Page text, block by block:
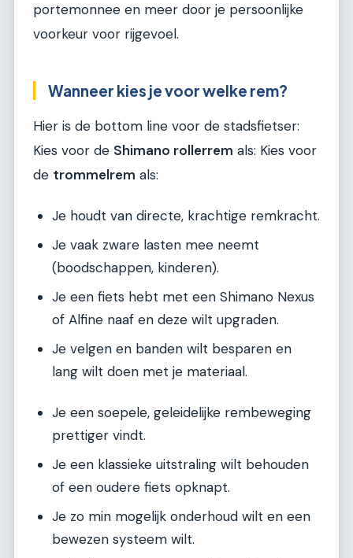
portemonnee en meer door je persoonlijke
voorkeur voor rijgevoel.
Wanneer kies je voor welke rem?
Hier is de bottom line voor de stadsfietser:
Kies voor de Shimano rollerrem als: Kies voor
de trommelrem als:
Je houdt van directe, krachtige remkracht.
Je vaak zware lasten mee neemt
(boodschappen, kinderen).
Je een fiets hebt met een Shimano Nexus
of Alfine naaf en deze wilt upgraden.
Je velgen en banden wilt besparen en
lang wilt doen met je materiaal.
Je een soepele, geleidelijke rembeweging
prettiger vindt.
Je een klassieke uitstraling wilt behouden
of een oudere fiets opknapt.
Je zo min mogelijk onderhoud wilt en een
bewezen systeem wilt.